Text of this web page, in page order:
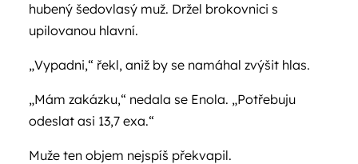
hubený šedovlasý muž. Držel brokovnici s
upilovanou hlavní.
„Vypadni,“ řekl, aniž by se namáhal zvýšit hlas.
„Mám zakázku,“ nedala se Enola. „Potřebuju
odeslat asi 13,7 exa.“
Muže ten objem nejspíš překvapil.